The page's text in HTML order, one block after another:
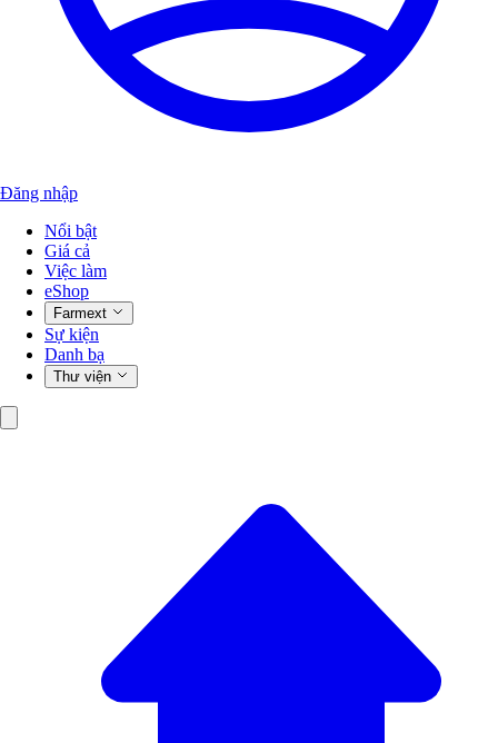
Đăng nhập
Nổi bật
Giá cả
Việc làm
eShop
Farmext
Sự kiện
Danh bạ
Thư viện